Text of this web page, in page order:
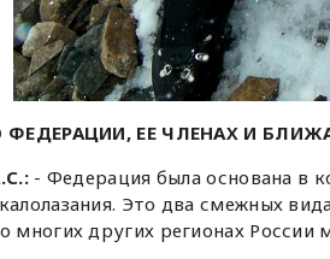
ФЕДЕРАЦИИ, ЕЕ ЧЛЕНАХ И
- Федерация была основана в
Это два смежных
многих других регионах